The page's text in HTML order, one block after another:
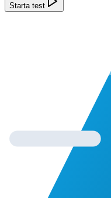
Starta test